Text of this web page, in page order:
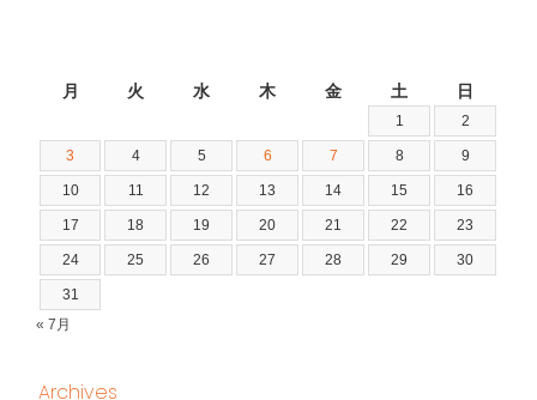
月 火 水 木 金 土 日
1 2
3 4 5 6 7 8 9
10 11 12 13 14 15 16
17 18 19 20 21 22 23
24 25 26 27 28 29 30
31
« 7月
Archives